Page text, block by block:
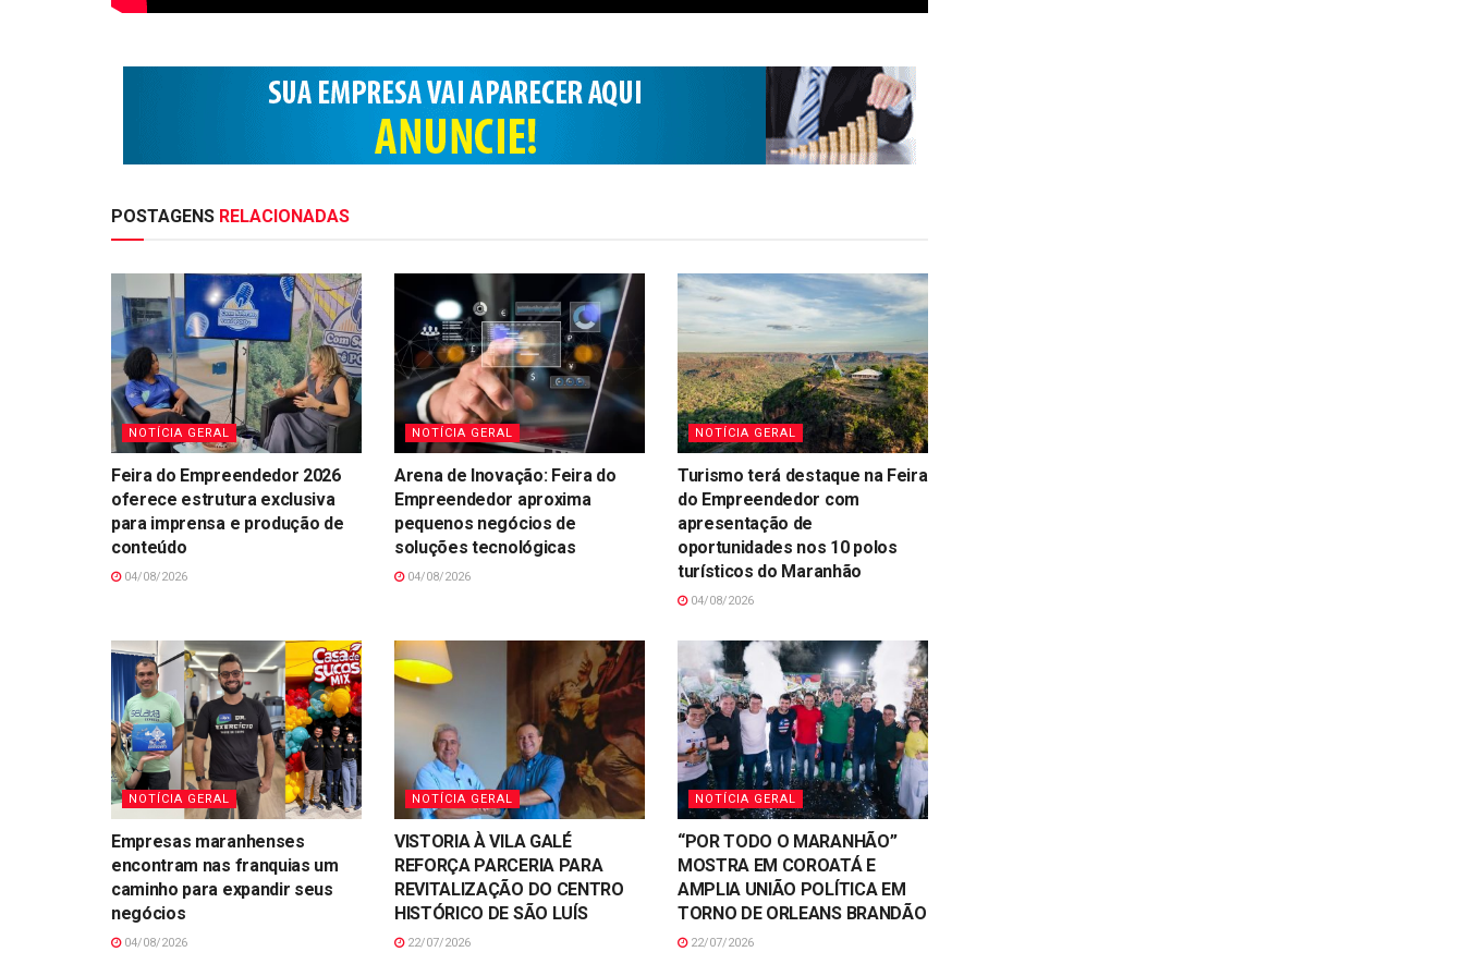
POSTAGENS RELACIONADAS
NOTÍCIA GERAL
Feira do Empreendedor 2026
oferece estrutura exclusiva
para imprensa e produção de
conteúdo
04/08/2026
NOTÍCIA GERAL
Arena de Inovação: Feira do
Empreendedor aproxima
pequenos negócios de
soluções tecnológicas
04/08/2026
NOTÍCIA GERAL
Turismo terá destaque na Feira
do Empreendedor com
apresentação de
oportunidades nos 10 polos
turísticos do Maranhão
04/08/2026
NOTÍCIA GERAL
Empresas maranhenses
encontram nas franquias um
caminho para expandir seus
negócios
04/08/2026
NOTÍCIA GERAL
VISTORIA À VILA GALÉ
REFORÇA PARCERIA PARA
REVITALIZAÇÃO DO CENTRO
HISTÓRICO DE SÃO LUÍS
22/07/2026
NOTÍCIA GERAL
“POR TODO O MARANHÃO”
MOSTRA EM COROATÁ E
AMPLIA UNIÃO POLÍTICA EM
TORNO DE ORLEANS BRANDÃO
22/07/2026